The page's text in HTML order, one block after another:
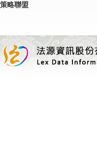
策略聯盟